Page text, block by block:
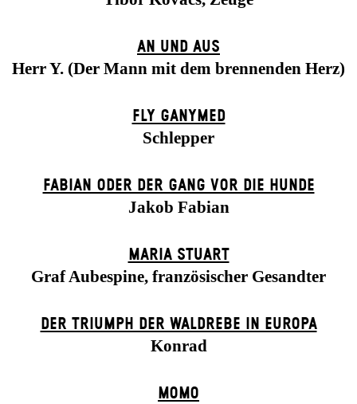
AN UND AUS
Herr Y. (Der Mann mit dem brennenden Herz)
FLY GANYMED
Schlepper
FABIAN ODER DER GANG VOR DIE HUNDE
Jakob Fabian
MARIA STUART
Graf Aubespine, französischer Gesandter
DER TRIUMPH DER WALDREBE IN EUROPA
Konrad
MOMO